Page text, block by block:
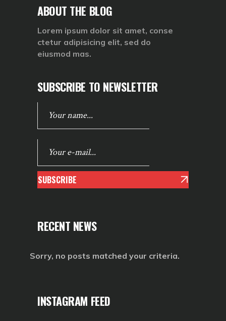
ABOUT THE BLOG
Lorem ipsum dolor sit amet, conse
ctetur adipisicing elit, sed do
eiusmod mas.
SUBSCRIBE TO NEWSLETTER
SUBSCRIBE
RECENT NEWS
Sorry, no posts matched your criteria.
INSTAGRAM FEED